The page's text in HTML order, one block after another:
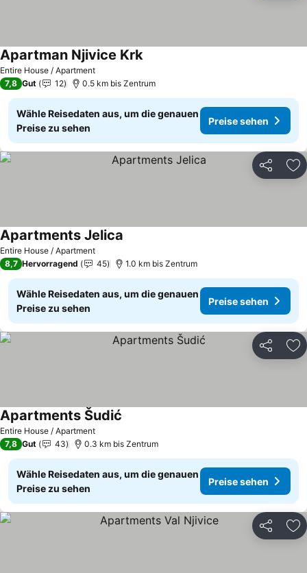
Entire House / Apartment
Apartman Njivice Krk
7,8 Gut 12 0.5 km bis Zentrum
Wähle Reisedaten aus, um die genauen
Preise zu sehen
Preise sehen
Teilen
Entire House / Apartment
Apartments Jelica
8,7 Hervorragend 45 1.0 km bis Zentrum
Wähle Reisedaten aus, um die genauen
Preise zu sehen
Preise sehen
Teilen
Entire House / Apartment
Apartments Šudić
7,8 Gut 43 0.3 km bis Zentrum
Wähle Reisedaten aus, um die genauen
Preise zu sehen
Preise sehen
Teilen